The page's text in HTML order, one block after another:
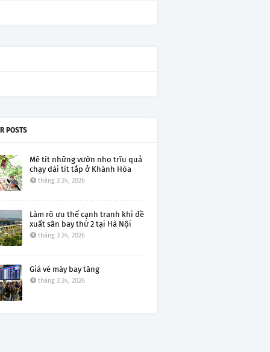
POSTS
Mê tít những vườn nho trĩu quả
chạy dài tít tắp ở Khánh Hòa
tháng 3 24, 2026
Làm rõ ưu thế cạnh tranh khi đề
xuất sân bay thứ 2 tại Hà Nội
tháng 3 24, 2026
Giá vé máy bay tăng
tháng 3 24, 2026